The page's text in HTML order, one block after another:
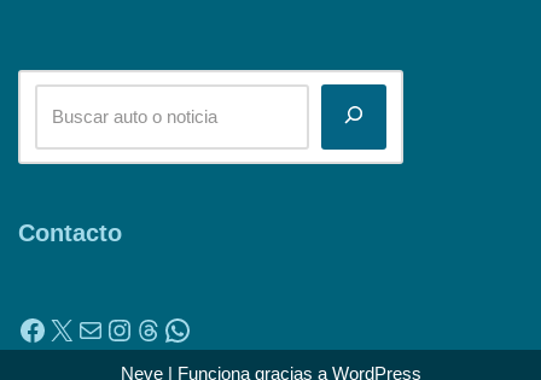
Contacto
Neve| Funciona gracias a WordPress